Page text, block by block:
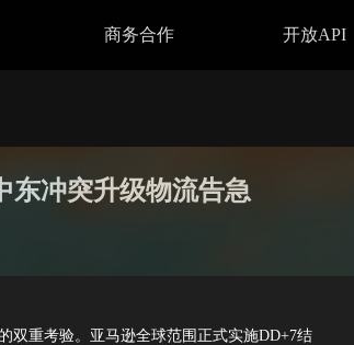
商务合作 开放API
东冲突升级物流告急
双重考验。亚马逊全球范围正式实施DD+7结